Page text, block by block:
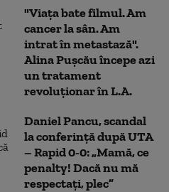
"Viața bate filmul. Am
cancer la sân. Am
intrat în metastază".
Alina Pușcău începe azi
un tratament
revoluționar în L.A.
Daniel Pancu, scandal
la conferință după UTA
– Rapid 0-0: „Mamă, ce
penalty! Dacă nu mă
respectați, plec”